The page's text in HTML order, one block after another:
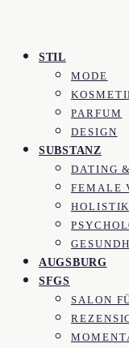
STIL
MODE
PARFUM
DESIGN
SUBSTANZ
DATING
FEMALE
HOLISTIK
AUGSBURG
SFGS
SALON